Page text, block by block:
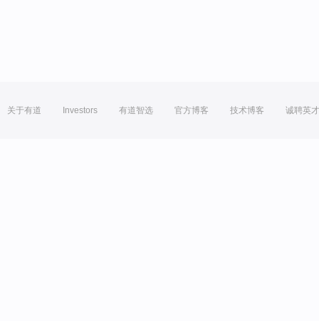
关于有道 Investors 有道智选 官方博客 技术博客 诚聘英才